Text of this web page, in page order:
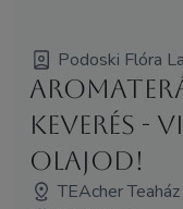
Podoski Flóra
keverés -
olajod!
TEAcher